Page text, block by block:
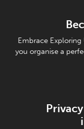
Embrace
you organise a